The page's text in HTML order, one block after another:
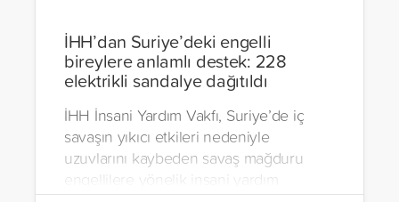
İHH’dan Suriye’deki engelli
bireylere anlamlı destek: 228
elektrikli sandalye dağıtıldı
İHH İnsani Yardım Vakfı, Suriye’de iç
savaşın yıkıcı etkileri nedeniyle
uzuvlarını kaybeden savaş mağduru
engellilere yönelik insani yardım